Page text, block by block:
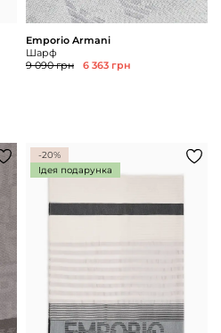
Emporio Armani
Шарф
9 090 грн
6 363 грн
-20%
Ідея подарунка